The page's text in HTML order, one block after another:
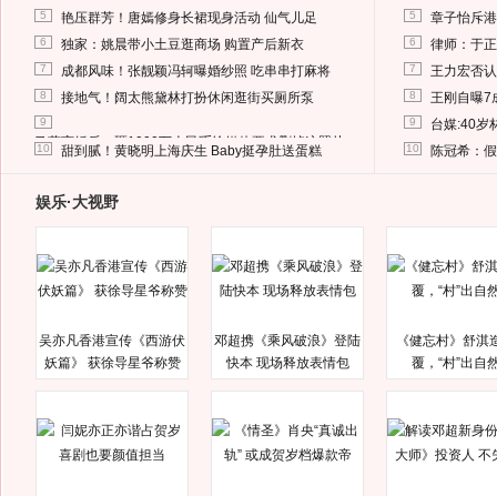
5 艳压群芳！唐嫣修身长裙现身活动 仙气儿足
6 独家：姚晨带小土豆逛商场 购置产后新衣
7 成都风味！张靓颖冯轲曝婚纱照 吃串串打麻将
8 接地气！阔太熊黛林打扮休闲逛街买厕所泵
9
马蓉离婚后，砸1000万人民币给媒体要求删掉这照片
10 甜到腻！黄晓明上海庆生 Baby挺孕肚送蛋糕
5 章子怡斥
6 律师：于
7 王力宏否
8 王刚自曝7
9 台媒:40岁
10 陈冠希：
娱乐·大视野
吴亦凡香港宣传《西游伏
妖篇》 获徐导星爷称赞
邓超携《乘风破浪》登陆
快本 现场释放表情包
《健忘村》舒淇
覆，“村”出自